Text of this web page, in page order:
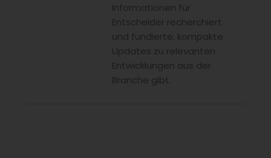
Informationen für
Entscheider recherchiert
und fundierte, kompakte
Updates zu relevanten
Entwicklungen aus der
Branche gibt.